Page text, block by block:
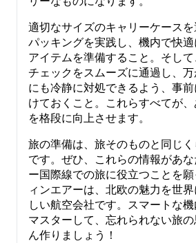
適切なサイズのキャリーケース
パッキングを実践し、機内で快
アイテムを準備すること。そし
チェックをスムーズに通過し、
にも冷静に対処できるよう、事
けておくこと。これらすべてが
を格段に向上させます。
旅の準備は、旅そのものと同じ
です。ぜひ、これらの情報があ
ー国際線での旅に役立つことを
ィンエアーは、北欧の魅力を世
しい航空会社です。スマートな
マスターして、忘れられない旅
ん作りましょう！